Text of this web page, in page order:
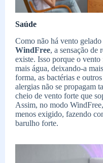
Saúde
Como não há vento
WindFree, a sensação de
existe. Isso porque o vento
mais água, deixando-a
forma, as bactérias e
alergias não se propagam
cheio de vento forte que
Assim, no modo
menos exigido, fazendo
barulho forte.